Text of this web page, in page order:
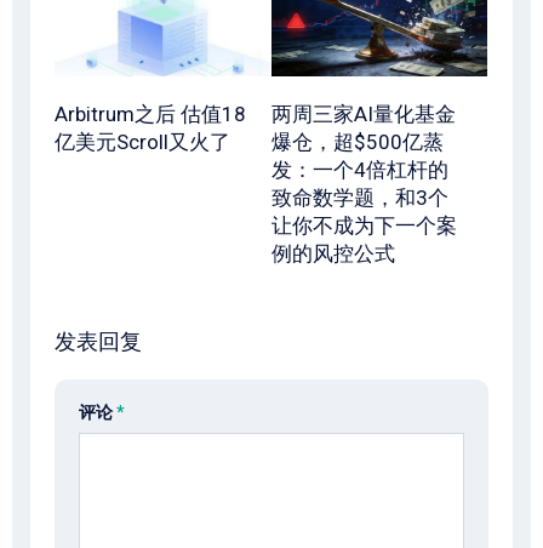
Arbitrum之后 估值18
亿美元Scroll又火了
两周三家AI量化基金
爆仓，超$500亿蒸
发：一个4倍杠杆的
致命数学题，和3个
让你不成为下一个案
例的风控公式
发表回复
评论*